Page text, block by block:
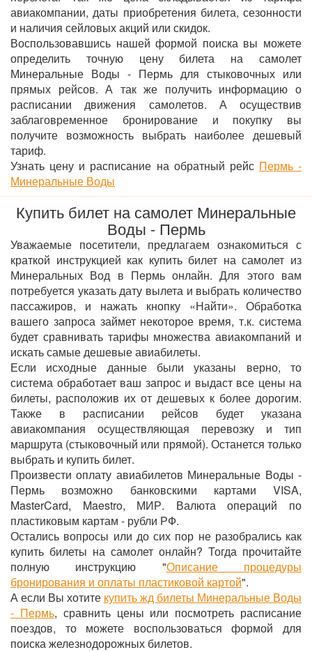
авиакомпании, даты приобретения билета, сезонности
и наличия сейловых акций или скидок.
Воспользовавшись нашей формой поиска вы можете
определить точную цену билета на самолет
Минеральные Воды - Пермь для стыковочных или
прямых рейсов. А так же получить информацию о
расписании движения самолетов. А осуществив
заблаговременное бронирование и покупку вы
получите возможность выбрать наиболее дешевый
тариф.
Узнать цену и расписание на обратный рейс Пермь -
Минеральные Воды
Купить билет на самолет Минеральные
Воды - Пермь
Уважаемые посетители, предлагаем ознакомиться с
краткой инструкцией как купить билет на самолет из
Минеральных Вод в Пермь онлайн. Для этого вам
потребуется указать дату вылета и выбрать количество
пассажиров, и нажать кнопку «Найти». Обработка
вашего запроса займет некоторое время, т.к. система
будет сравнивать тарифы множества авиакомпаний и
искать самые дешевые авиабилеты.
Если исходные данные были указаны верно, то
система обработает ваш запрос и выдаст все цены на
билеты, расположив их от дешевых к более дорогим.
Также в расписании рейсов будет указана
авиакомпания осуществляющая перевозку и тип
маршрута (стыковочный или прямой). Останется только
выбрать и купить билет.
Произвести оплату авиабилетов Минеральные Воды -
Пермь возможно банковскими картами VISA,
MasterCard, Maestro, МИР. Валюта операций по
пластиковым картам - рубли РФ.
Остались вопросы или до сих пор не разобрались как
купить билеты на самолет онлайн? Тогда прочитайте
полную инструкцию "Описание процедуры
бронирования и оплаты пластиковой картой".
А если Вы хотите купить жд билеты Минеральные Воды
- Пермь, сравнить цены или посмотреть расписание
поездов, то можете воспользоваться формой для
поиска железнодорожных билетов.